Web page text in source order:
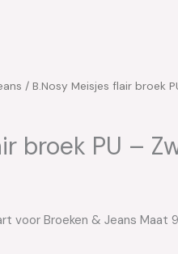
/ B.Nosy Meisjes flair broek
broek PU –
voor Broeken & Jeans Maat